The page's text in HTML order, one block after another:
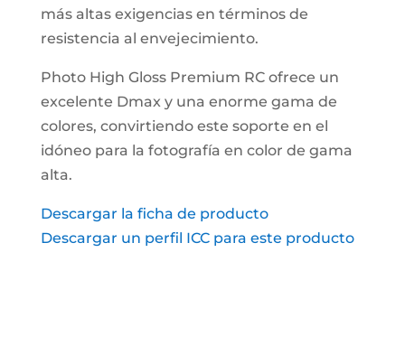
más altas exigencias en términos de
resistencia al envejecimiento.
Photo High Gloss Premium RC ofrece un
excelente Dmax y una enorme gama de
colores, convirtiendo este soporte en el
idóneo para la fotografía en color de gama
alta.
Descargar la ficha de producto
Descargar un perfil ICC para este producto